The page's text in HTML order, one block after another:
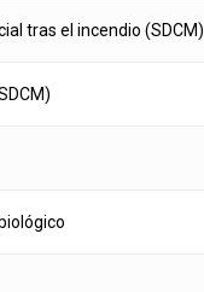
tras el incendio (SDCM)